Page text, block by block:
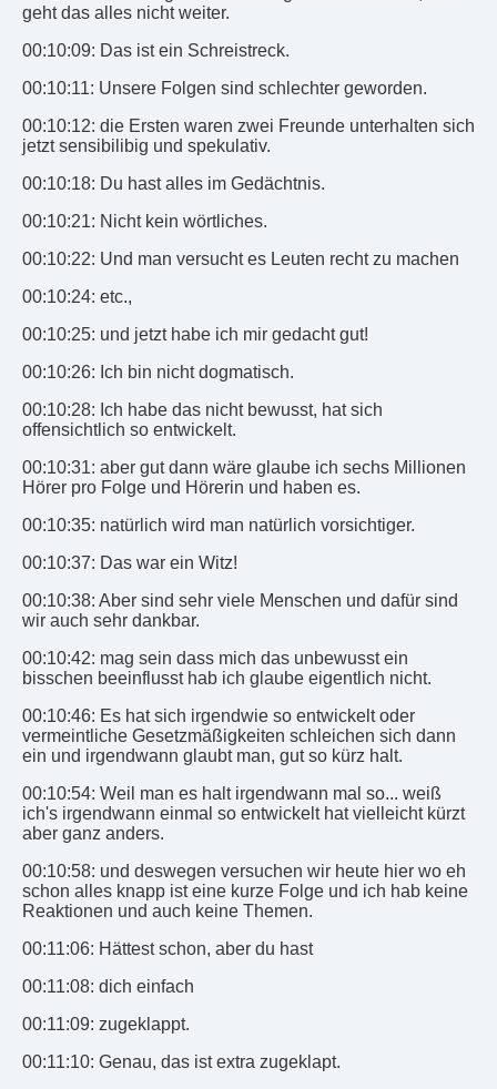
geht das alles nicht weiter.
00:10:09: Das ist ein Schreistreck.
00:10:11: Unsere Folgen sind schlechter geworden.
00:10:12: die Ersten waren zwei Freunde unterhalten sich
jetzt sensibilibig und spekulativ.
00:10:18: Du hast alles im Gedächtnis.
00:10:21: Nicht kein wörtliches.
00:10:22: Und man versucht es Leuten recht zu machen
00:10:24: etc.,
00:10:25: und jetzt habe ich mir gedacht gut!
00:10:26: Ich bin nicht dogmatisch.
00:10:28: Ich habe das nicht bewusst, hat sich
offensichtlich so entwickelt.
00:10:31: aber gut dann wäre glaube ich sechs Millionen
Hörer pro Folge und Hörerin und haben es.
00:10:35: natürlich wird man natürlich vorsichtiger.
00:10:37: Das war ein Witz!
00:10:38: Aber sind sehr viele Menschen und dafür sind
wir auch sehr dankbar.
00:10:42: mag sein dass mich das unbewusst ein
bisschen beeinflusst hab ich glaube eigentlich nicht.
00:10:46: Es hat sich irgendwie so entwickelt oder
vermeintliche Gesetzmäßigkeiten schleichen sich dann
ein und irgendwann glaubt man, gut so kürz halt.
00:10:54: Weil man es halt irgendwann mal so... weiß
ich's irgendwann einmal so entwickelt hat vielleicht kürzt
aber ganz anders.
00:10:58: und deswegen versuchen wir heute hier wo eh
schon alles knapp ist eine kurze Folge und ich hab keine
Reaktionen und auch keine Themen.
00:11:06: Hättest schon, aber du hast
00:11:08: dich einfach
00:11:09: zugeklappt.
00:11:10: Genau, das ist extra zugeklapt.